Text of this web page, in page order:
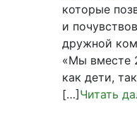
которые
и
дружной
«Мы вместе
как дети,
[…]Читать